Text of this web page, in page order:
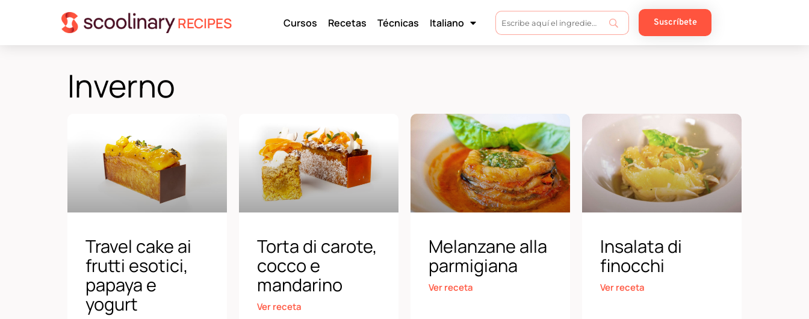
RECIPES Cursos Recetas Técnicas Italiano Suscríbete
Inverno
Travel cake ai
frutti esotici,
papaya e
yogurt
Torta di carote,
cocco e
mandarino
Ver receta
Melanzane alla
parmigiana
Ver receta
Insalata di
finocchi
Ver receta